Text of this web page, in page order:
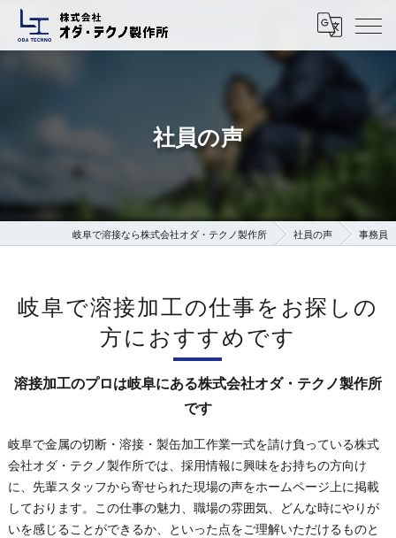
社員の声
岐阜で溶接なら株式会社オダ・テクノ製作所 社員の声 事務員
岐阜で溶接加工の仕事をお探しの
方におすすめです
溶接加工のプロは岐阜にある株式会社オダ・テクノ製作所
です
岐阜で金属の切断・溶接・製缶加工作業一式を請け負っている株式
会社オダ・テクノ製作所では、採用情報に興味をお持ちの方向け
に、先輩スタッフから寄せられた現場の声をホームページ上に掲載
しております。この仕事の魅力、職場の雰囲気、どんな時にやりが
いを感じることができるか、といった点をご理解いただけるものと